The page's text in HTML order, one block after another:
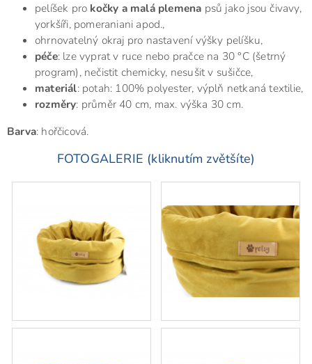
pelíšek pro kočky a malá plemena psů jako jsou čivavy,
yorkšíři, pomeraniani apod.,
ohrnovatelný okraj pro nastavení výšky pelíšku,
péče: lze vyprat v ruce nebo pračce na 30 °C (šetrný
program), nečistit chemicky, nesušit v sušičce,
materiál: potah: 100% polyester, výplň netkaná textilie,
rozměry: průměr 40 cm, max. výška 30 cm.
Barva: hořčicová.
FOTOGALERIE (kliknutím zvětšíte)